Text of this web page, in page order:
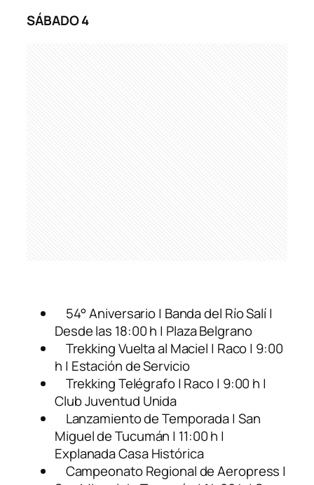
SÁBADO 4
54° Aniversario | Banda del Río Salí |
Desde las 18:00 h | Plaza Belgrano
Trekking Vuelta al Maciel | Raco | 9:00
h | Estación de Servicio
Trekking Telégrafo | Raco | 9:00 h |
Club Juventud Unida
Lanzamiento de Temporada | San
Miguel de Tucumán | 11:00 h |
Explanada Casa Histórica
Campeonato Regional de Aeropress |